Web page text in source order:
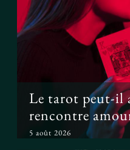
Le tarot
rencontre
Le tarot peut-il
rencontre
5 août 2026